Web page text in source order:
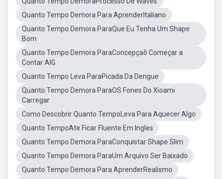
Quanto Tempo Demora Para AprenderItaliano
Quanto Tempo Demora ParaQue Eu Tenha Um Shape
Bom
Quanto Tempo Demora ParaConcepçaõ Começar a
Contar AIG
Quanto Tempo Leva ParaPicada Da Dengue
Quanto Tempo Demora ParaOS Fones Do Xioami
Carregar
Como Descobrir Quanto TempoLeva Para Aquecer Algo
Quanto TempoAte Ficar Fluente Em Ingles
Quanto Tempo Demora ParaConquistar Shape Slim
Quanto Tempo Demora ParaUm Arquivo Ser Baixado
Quanto Tempo Demora Para AprenderRealismo